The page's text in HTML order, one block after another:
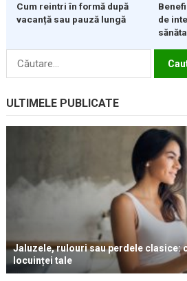
Cum reintri în formă după
vacanță sau pauză lungă
de
Caută
ULTIMELE PUBLICATE
Jaluzele, rulouri sau perdele clasice:
locuinței tale